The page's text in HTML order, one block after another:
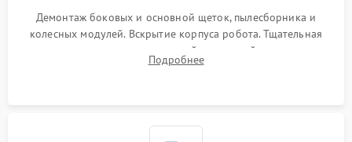
Демонтаж боковых и основной щеток, пылесборника и
колесных модулей. Вскрытие корпуса робота. Тщательная
очистка внутренних полостей, шестерней и плат от
скопившейся пыли, волос и шерсти животных с
Подробнее